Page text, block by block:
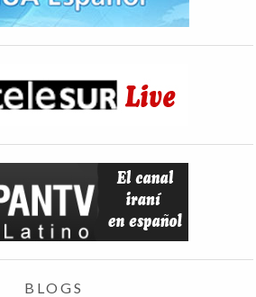
BLOGS